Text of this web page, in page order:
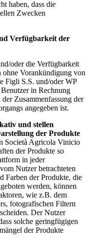
haben, dass die
Zwecken
Verfügbarkeit der
oder die Verfügbarkeit
ohne Vorankündigung von
Figli S.S. und/oder WP
in Rechnung
Zusammenfassung der
angegeben ist.
und stellen
der Produkte
Società Agricola Vinicio
der Produkte so
in jeder
Nutzer betrachteten
Farben der Produkte, die
werden, können
wie z.B. dem
fotografischen Filtern
Der Nutzer
solche geringfügigen
der Produkte